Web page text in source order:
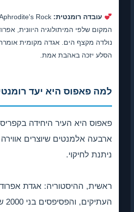
עובדה רומנטית:
המקום שלפי המיתולוגיה היוונית,
נולדה מקצף הים. אגדה מקומית
הסלע יזכה באהבת אמת.
למה פאפוס היא יעד
פאפוס היא העיר היחידה
ארבעה אלמנטים שיוצרים
ניתנת לחיקוי.
ראשית, ההיסטוריה: אגדת